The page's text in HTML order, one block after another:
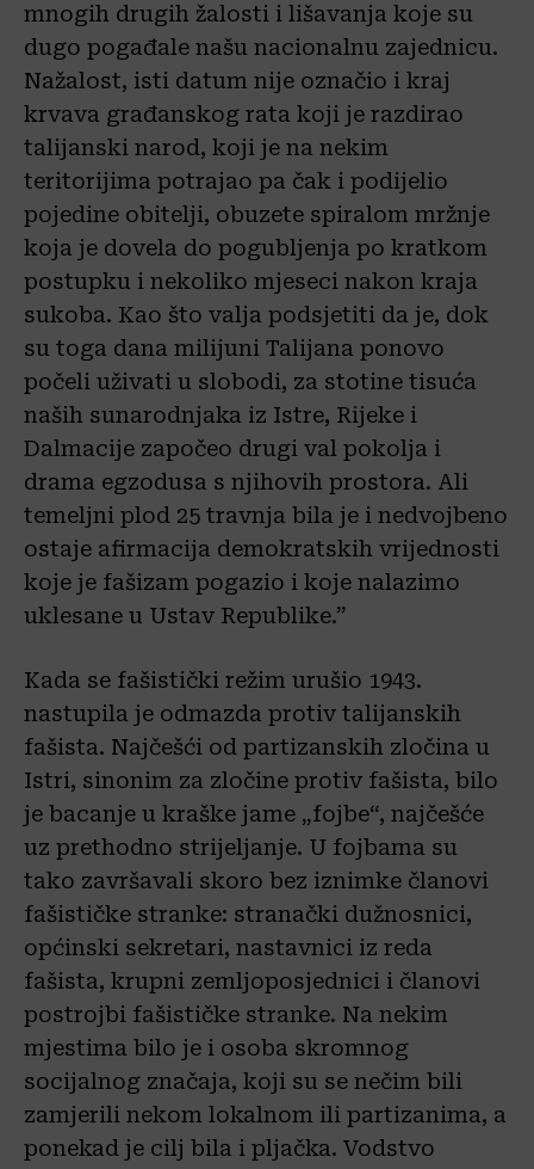
mnogih drugih žalosti i lišavanja koje su
dugo pogađale našu nacionalnu zajednicu.
Nažalost, isti datum nije označio i kraj
krvava građanskog rata koji je razdirao
talijanski narod, koji je na nekim
teritorijima potrajao pa čak i podijelio
pojedine obitelji, obuzete spiralom mržnje
koja je dovela do pogubljenja po kratkom
postupku i nekoliko mjeseci nakon kraja
sukoba. Kao što valja podsjetiti da je, dok
su toga dana milijuni Talijana ponovo
počeli uživati u slobodi, za stotine tisuća
naših sunarodnjaka iz Istre, Rijeke i
Dalmacije započeo drugi val pokolja i
drama egzodusa s njihovih prostora. Ali
temeljni plod 25 travnja bila je i nedvojbeno
ostaje afirmacija demokratskih vrijednosti
koje je fašizam pogazio i koje nalazimo
uklesane u Ustav Republike.”
Kada se fašistički režim urušio 1943.
nastupila je odmazda protiv talijanskih
fašista. Najčešći od partizanskih zločina u
Istri, sinonim za zločine protiv fašista, bilo
je bacanje u kraške jame „fojbe“, najčešće
uz prethodno strijeljanje. U fojbama su
tako završavali skoro bez iznimke članovi
fašističke stranke: stranački dužnosnici,
općinski sekretari, nastavnici iz reda
fašista, krupni zemljoposjednici i članovi
postrojbi fašističke stranke. Na nekim
mjestima bilo je i osoba skromnog
socijalnog značaja, koji su se nečim bili
zamjerili nekom lokalnom ili partizanima, a
ponekad je cilj bila i pljačka. Vodstvo